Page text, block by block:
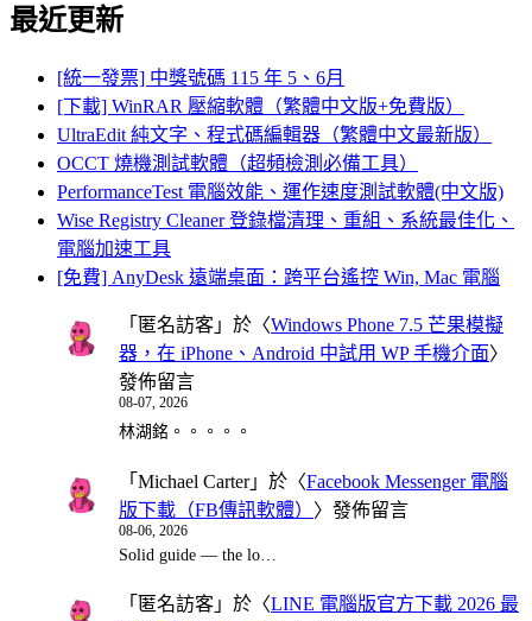
最近更新
[統一發票] 中獎號碼 115 年 5、6月
[下載] WinRAR 壓縮軟體（繁體中文版+免費版）
UltraEdit 純文字、程式碼編輯器（繁體中文最新版）
OCCT 燒機測試軟體（超頻檢測必備工具）
PerformanceTest 電腦效能、運作速度測試軟體(中文版)
Wise Registry Cleaner 登錄檔清理、重組、系統最佳化、
電腦加速工具
[免費] AnyDesk 遠端桌面：跨平台遙控 Win, Mac 電腦
「 匿名訪客 」於〈Windows Phone 7.5 芒果模擬
器，在 iPhone、Android 中試用 WP 手機介面〉
發佈留言
08-07, 2026
林湖銘。。。。。
「 Michael Carter」於〈Facebook Messenger 電腦
版下載（FB傳訊軟體） 〉發佈留言
08-06, 2026
Solid guide — the lo…
「 匿名訪客 」於〈LINE 電腦版官方下載 2026 最